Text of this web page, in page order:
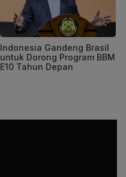
Indonesia Gandeng Brasil
untuk Dorong Program BBM
E10 Tahun Depan